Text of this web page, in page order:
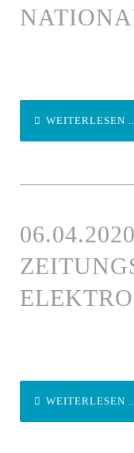
WEITERLESEN
WEITERLESEN